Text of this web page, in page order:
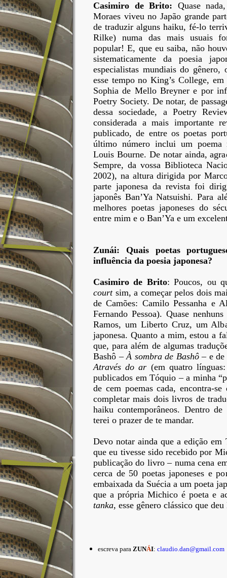
Casimiro de Brito: Quase
Moraes viveu no Japão grande
de traduzir alguns haiku, fé-lo
Rilke) numa das mais usuais
popular! E, que eu saiba, não
sistematicamente da poesia
especialistas mundiais do
esse tempo no King’s College,
Sophia de Mello Breyner e por
Poetry Society. De notar, de
dessa sociedade, a Poetry
considerada a mais importante
publicado, de entre os poetas
último número inclui um poema
Louis Bourne. De notar ainda,
Sempre, da vossa Biblioteca
2002), na altura dirigida por
parte japonesa da revista foi
japonês Ban’Ya Natsuishi. Para
melhores poetas japoneses do
entre mim e o Ban’Ya e um
Zunái: Quais poetas
influência da poesia japonesa?
Casimiro de Brito: Poucos, ou
courtsim, a começar pelos dois
de Camões: Camilo Pessanha e
Fernando Pessoa). Quase
Ramos, um Liberto Cruz, um
japonesa. Quanto a mim, estou a
que, para além de algumas
Bashô –À sombra de Bashô– e de
Através do ar (em quatro
publicados em Tóquio – a minha
de cem poemas cada, encontra-
completar mais dois livros de
haiku contemporâneos. Dentro
terei o prazer de te mandar.
Devo notar ainda que a edição
que eu tivesse sido recebido por
publicação do livro – numa cena
cerca de 50 poetas japoneses e
embaixada da Suécia a um poeta
que a própria Michico é poeta e
tanka, esse gênero clássico que
escreva para ZUNÁI: claudio.dan@gmail.com